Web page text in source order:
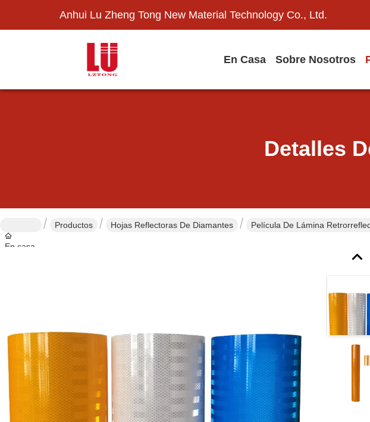
Anhui Lu Zheng Tong New Material Technology Co., Ltd.
En Casa Sobre Nosotros
Detalles
En casa
Productos Hojas Reflectoras De Diamantes Película De Lámina